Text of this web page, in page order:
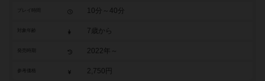
10分～40分
対象年齢 7歳から
2022年～
参考価格 2,750円